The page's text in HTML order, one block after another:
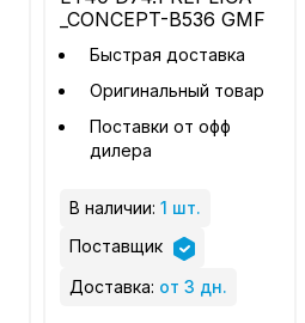
_CONCEPT-B536 GMF
Быстрая доставка
Оригинальный товар
Поставки от офф
дилера
В наличии: 1 шт.
Поставщик
Доставка: от 3 дн.